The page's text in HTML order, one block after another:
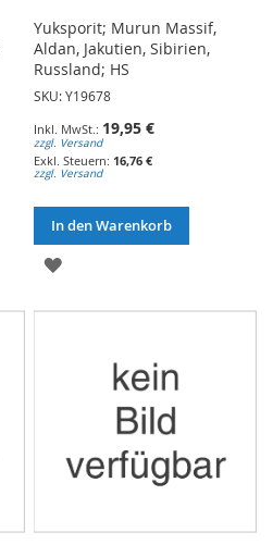
Yuksporit; Murun Massif,
Aldan, Jakutien, Sibirien,
Russland; HS
SKU: Y19678
19,95 €
zzgl. Versand
16,76 €
zzgl. Versand
In den Warenkorb
ZUR